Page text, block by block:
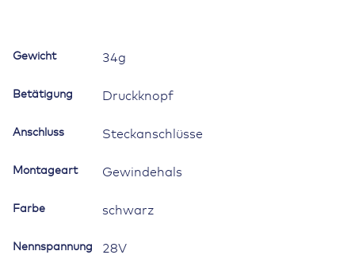
Menge
Gewicht 34g
Betätigung Druckknopf
Anschluss Steckanschlüsse
Montageart Gewindehals
Farbe schwarz
Nennspannung 28V